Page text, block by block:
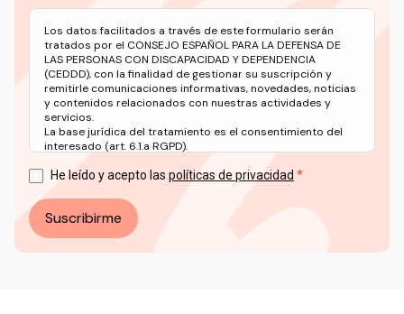
Los datos facilitados a través de este formulario serán
tratados por el CONSEJO ESPAÑOL PARA LA DEFENSA DE
LAS PERSONAS CON DISCAPACIDAD Y DEPENDENCIA
(CEDDD), con la finalidad de gestionar su suscripción y
remitirle comunicaciones informativas, novedades, noticias
y contenidos relacionados con nuestras actividades y
servicios.
La base jurídica del tratamiento es el consentimiento del
interesado (art. 6.1.a RGPD).
datos a través del correo electrónico: info@ceddd.org
He leído y acepto las políticas de privacidad
Suscribirme